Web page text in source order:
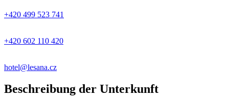
+420 499 523 741
+420 602 110 420
hotel@lesana.cz
Beschreibung der Unterkunft